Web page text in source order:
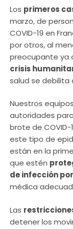
Los primeros
marzo, de
COVID-19 en
por otros, al
preocupante ya
crisis
salud se debilita
Nuestros
autoridades
brote de
este tipo de
están en la
que estén
de infección por
médica
Las
detener los